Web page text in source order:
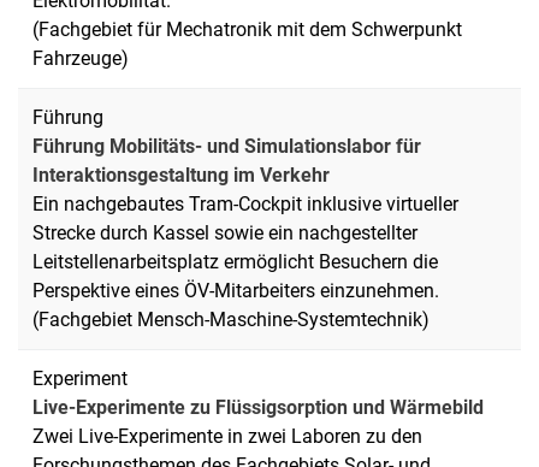
(Fachgebiet für Mechatronik mit dem Schwerpunkt
Fahrzeuge)
Führung
Führung Mobilitäts- und Simulationslabor für
Interaktionsgestaltung im Verkehr
Ein nachgebautes Tram-Cockpit inklusive virtueller
Strecke durch Kassel sowie ein nachgestellter
Leitstellenarbeitsplatz ermöglicht Besuchern die
Perspektive eines ÖV-Mitarbeiters einzunehmen.
(Fachgebiet Mensch-Maschine-Systemtechnik)
Experiment
Live-Experimente zu Flüssigsorption und Wärmebild
Zwei Live-Experimente in zwei Laboren zu den